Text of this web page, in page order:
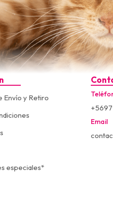
Envío y Retiro
especiales*
Email